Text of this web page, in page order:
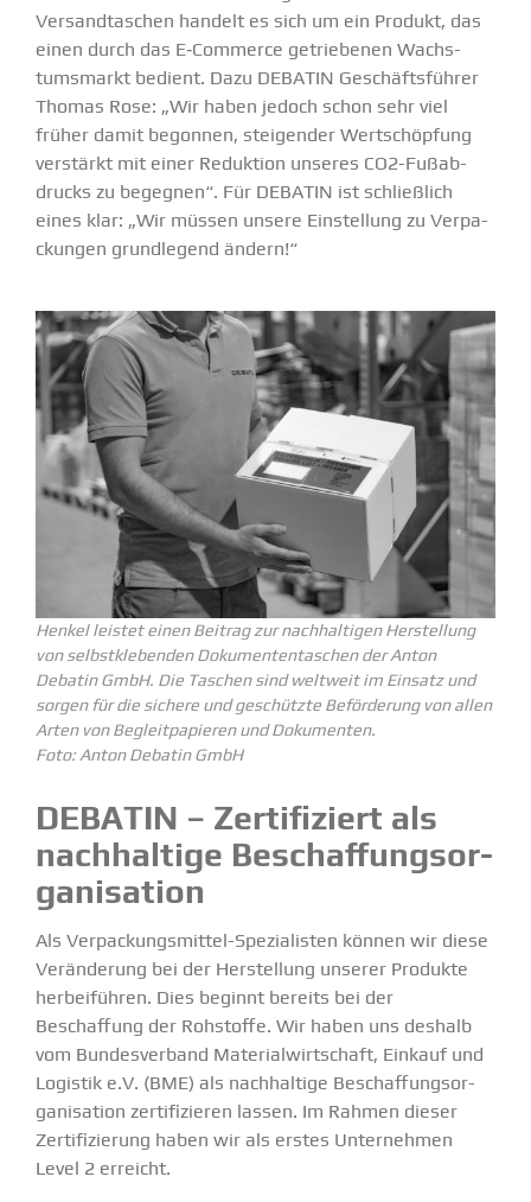
Versand­ta­schen handelt es sich um ein Produkt, das
einen durch das E‑Commerce getrie­benen Wachs­
tums­markt bedient. Dazu DEBATIN Geschäfts­führer
Thomas Rose: „Wir haben jedoch schon sehr viel
früher damit begonnen, steigender Wertschöpfung
verstärkt mit einer Reduktion unseres CO2-Fußab­
drucks zu begegnen“. Für DEBATIN ist schließlich
eines klar: „Wir müssen unsere Einstellung zu Verpa­
ckungen grund­legend ändern!“
Henkel leistet einen Beitrag zur nachhal­tigen Herstellung
von selbst­kle­benden Dokumen­ten­ta­schen der Anton
Debatin GmbH. Die Taschen sind weltweit im Einsatz und
sorgen für die sichere und geschützte Beför­derung von allen
Arten von Begleit­pa­pieren und Dokumenten.
Foto: Anton Debatin GmbH
DEBATIN – Zerti­fi­ziert als
nachhaltige Beschaf­fungs­or­
ga­ni­sation
Als Verpa­­ckungs­­­mittel-Spezia­­listen können wir diese
Verän­derung bei der Herstellung unserer Produkte
herbei­führen. Dies beginnt bereits bei der
Beschaffung der Rohstoffe. Wir haben uns deshalb
vom Bundes­verband Materi­al­wirt­schaft, Einkauf und
Logistik e.V. (BME) als nachhaltige Beschaf­fungs­or­
ga­ni­sation zerti­fi­zieren lassen. Im Rahmen dieser
Zerti­fi­zierung haben wir als erstes Unter­nehmen
Level 2 erreicht.